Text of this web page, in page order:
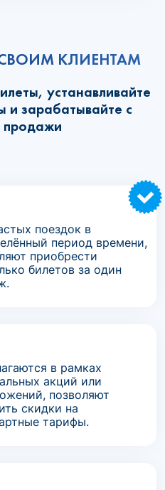
КЛИЕНТАМ
устанавливайте
и зарабатывайте с
поездок в
период времени,
приобрести
билетов за один
в рамках
акций или
позволяют
скидки на
тарифы.